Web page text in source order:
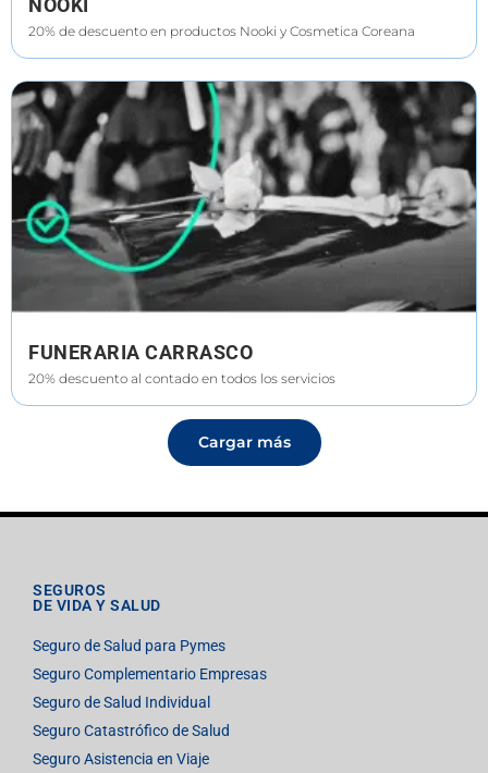
NOOKI
20% de descuento en productos Nooki y Cosmetica Coreana
FUNERARIA CARRASCO
20% descuento al contado en todos los servicios
Cargar más
SEGUROS
DE VIDA Y SALUD
Seguro de Salud para Pymes
Seguro Complementario Empresas
Seguro de Salud Individual
Seguro Catastrófico de Salud
Seguro Asistencia en Viaje